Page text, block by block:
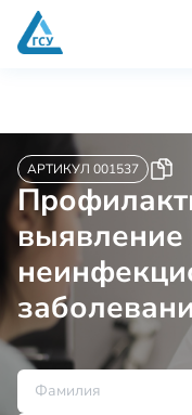
АРТИКУЛ 001537
выявление